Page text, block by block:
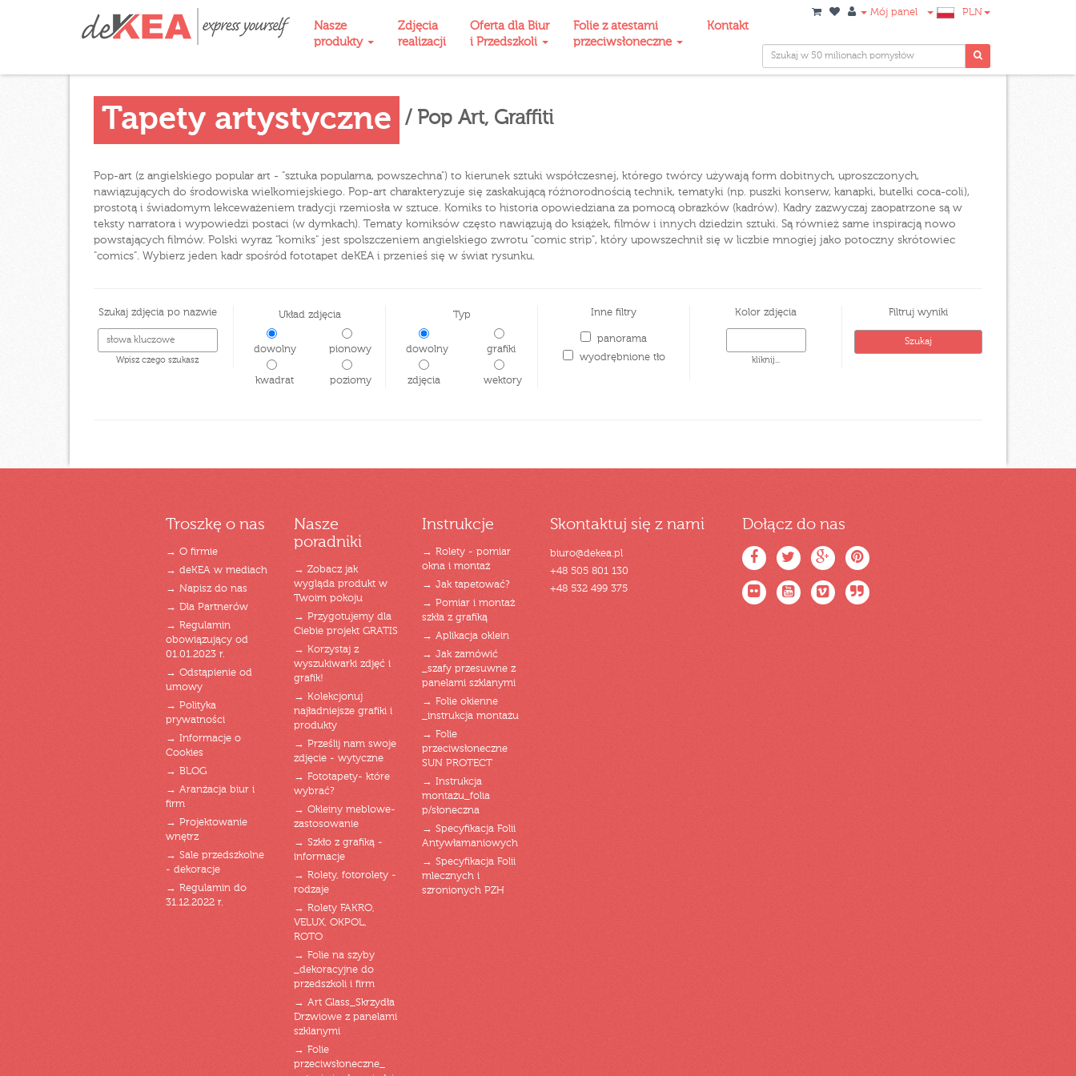
Nasze
produkty
Zdjęcia
realizacji
Oferta dla Biur
i Przedszkoli
Folie z atestami
przeciwsłoneczne
Kontakt
Mój panel PLN
Tapety artystyczne / Pop Art, Graffiti
Pop-art (z angielskiego popular art - "sztuka popularna, powszechna") to kierunek sztuki współczesnej, którego twórcy używają form dobitnych, uproszczonych,
nawiązujących do środowiska wielkomiejskiego. Pop-art charakteryzuje się zaskakującą różnorodnością technik, tematyki (np. puszki konserw, kanapki, butelki coca-coli),
prostotą i świadomym lekceważeniem tradycji rzemiosła w sztuce. Komiks to historia opowiedziana za pomocą obrazków (kadrów). Kadry zazwyczaj zaopatrzone są w
teksty narratora i wypowiedzi postaci (w dymkach). Tematy komiksów często nawiązują do książek, filmów i innych dziedzin sztuki. Są również same inspiracją nowo
powstających filmów. Polski wyraz "komiks" jest spolszczeniem angielskiego zwrotu "comic strip", który upowszechnił się w liczbie mnogiej jako potoczny skrótowiec
"comics". Wybierz jeden kadr spośród fototapet deKEA i przenieś się w świat rysunku.
Szukaj zdjęcia po nazwie
Wpisz czego szukasz
Układ zdjęcia
dowolny
kwadrat
pionowy
poziomy
Typ
dowolny
zdjęcia
grafiki
wektory
Inne filtry
panorama
wyodrębnione tło
Kolor zdjęcia
kliknij...
Filtruj wyniki
Troszkę o nas
→ O firmie
→ deKEA w mediach
→ Napisz do nas
→ Dla Partnerów
→ Regulamin
obowiązujący od
01.01.2023 r.
→ Odstąpienie od
umowy
→ Polityka
prywatności
→ Informacje o
Cookies
→ BLOG
→ Aranżacja biur i
firm
→ Projektowanie
wnętrz
→ Sale przedszkolne
- dekoracje
→ Regulamin do
31.12.2022 r.
Nasze
poradniki
→ Zobacz jak
wygląda produkt w
Twoim pokoju
→ Przygotujemy dla
Ciebie projekt GRATIS
→ Korzystaj z
wyszukiwarki zdjęć i
grafik!
→ Kolekcjonuj
najładniejsze grafiki i
produkty
→ Prześlij nam swoje
zdjęcie - wytyczne
→ Fototapety- które
wybrać?
→ Okleiny meblowe-
zastosowanie
→ Szkło z grafiką -
informacje
→ Rolety, fotorolety -
rodzaje
→ Rolety FAKRO,
VELUX, OKPOL,
ROTO
→ Folie na szyby
_dekoracyjne do
przedszkoli i firm
→ Art Glass_Skrzydła
Drzwiowe z panelami
szklanymi
→ Folie
przeciwsłoneczne_
Instrukcje
→ Rolety - pomiar
okna i montaż
→ Jak tapetować?
→ Pomiar i montaż
szkła z grafiką
→ Aplikacja oklein
→ Jak zamówić
_szafy przesuwne z
panelami szklanymi
→ Folie okienne
_instrukcja montażu
→ Folie
przeciwsłoneczne
SUN PROTECT
→ Instrukcja
montażu_folia
p/słoneczna
→ Specyfikacja Folii
Antywłamaniowych
→ Specyfikacja Folii
mlecznych i
szronionych PZH
Skontaktuj się z nami
biuro@dekea.pl
+48 505 801 130
+48 532 499 375
Dołącz do nas